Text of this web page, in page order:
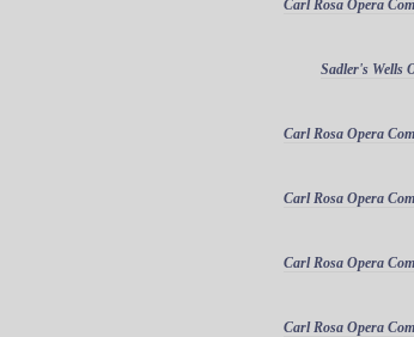
Carl Rosa Opera
Sadler's Wells
Carl Rosa Opera
Carl Rosa Opera
Carl Rosa Opera
Carl Rosa Opera